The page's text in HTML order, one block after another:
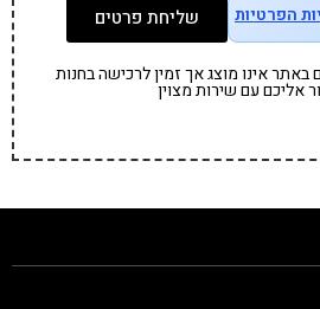
הפרטיות שליחת פרטים
אינו מוצג אך זמין לרכישה בחנות
אליכם עם שירות מצוין